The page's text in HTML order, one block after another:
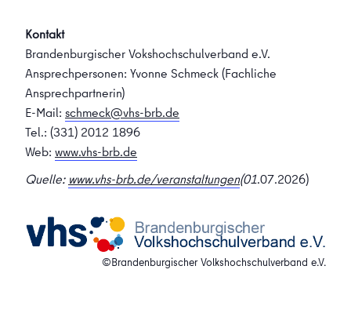
Kontakt
Brandenburgischer Vokshochschulverband e.V.
Ansprechpersonen: Yvonne Schmeck (Fachliche
Ansprechpartnerin)
E-Mail: schmeck@vhs-brb.de
Tel.: (331) 2012 1896
Web: www.vhs-brb.de
Quelle: www.vhs-brb.de/veranstaltungen(01.07.2026)
©Brandenburgischer Volkshochschulverband e.V.